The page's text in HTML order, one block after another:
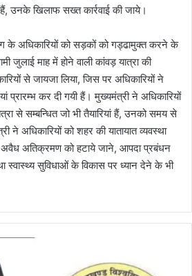
उनके खिलाफ सख्त कार्रवाई की जाये।
के अधिकारियों को सड़कों को गड्ढामुक्त करने के
जुलाई माह में होने वाली कांवड़ यात्रा की
से जायजा लिया, जिस पर अधिकारियों ने
प्रारम्भ कर दी गयी हैं। मुख्यमंत्री ने अधिकारियों
से सम्बन्धित जो भी तैयारियां हैं, उनको समय से
ने अधिकारियों को शहर की यातायात व्यवस्था
अतिक्रमण को हटाये जाने, आपदा प्रबंधन
स्वास्थ्य सुविधाओं के विकास पर ध्यान देने के भी